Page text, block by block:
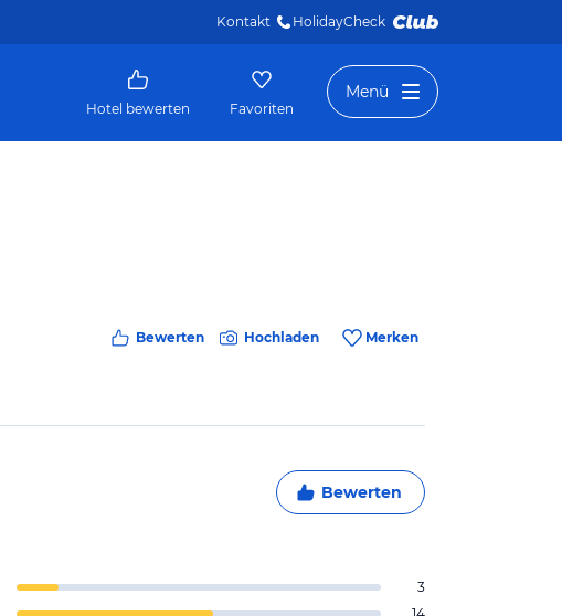
Kontakt HolidayCheck
Hotel bewerten Favoriten
Menü
Bewerten Hochladen Merken
Bewerten
3